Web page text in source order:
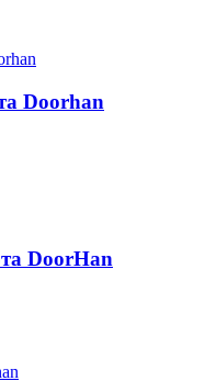
Doorhan
DoorHan